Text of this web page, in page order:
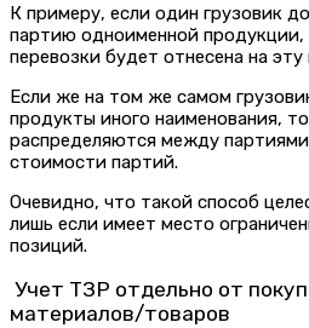
К примеру, если один грузовик
партию одноименной продукции,
перевозки будет отнесена на
Если же на том же самом
продукты иного наименования,
распределяются между
стоимости партий.
Очевидно, что такой способ
лишь если имеет место
позиций.
Учет ТЗР отдельно от
материалов/товаров